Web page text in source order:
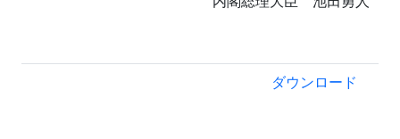
ダウンロード